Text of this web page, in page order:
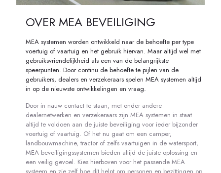
OVER MEA BEVEILIGING
MEA systemen worden ontwikkeld naar de behoefte per type
voertuig of vaartuig en het gebruik hiervan. Maar altijd wel met
gebruiksvriendelijkheid als een van de belangrijkste
speerpunten. Door continu de behoefte te pijlen van de
gebruikers, dealers en verzekeraars spelen MEA systemen altijd
in op de nieuwste ontwikkelingen en vraag.
Door in nauw contact te staan, met onder andere
dealernetwerken en verzekeraars zijn MEA systemen in staat
altijd te voldoen aan de juiste beveiliging voor ieder bijzonder
voertuig of vaartuig. Of het nu gaat om een camper,
landbouwmachine, tractor of zelfs vaartuigen in de watersport,
MEA beveiligingssystemen bieden altijd de juiste oplossing en
een veilig gevoel. Kies hierboven voor het passende MEA